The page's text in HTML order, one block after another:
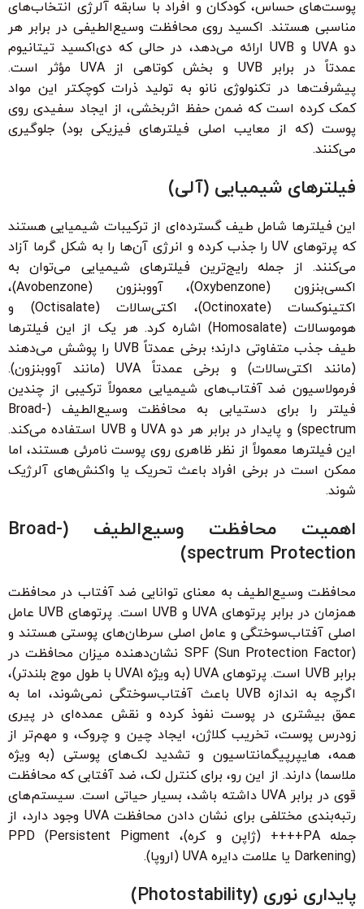
پوست‌های حساس، کودکان و افراد با سابقه آلرژی انتخاب‌های
مناسبی هستند. اکسید روی محافظت وسیع‌الطیفی در برابر هر
دو UVA و UVB ارائه می‌دهد، در حالی که دی‌اکسید تیتانیوم
عمدتاً در برابر UVB و بخش کوتاهی از UVA مؤثر است.
پیشرفت‌ها در تکنولوژی نانو به تولید ذرات کوچکتر این مواد
کمک کرده است که ضمن حفظ اثربخشی، از ایجاد سفیدی روی
پوست (که از معایب اصلی فیلترهای فیزیکی بود) جلوگیری
می‌کنند.
فیلترهای شیمیایی (آلی)
این فیلترها شامل طیف گسترده‌ای از ترکیبات شیمیایی هستند
که پرتوهای UV را جذب کرده و انرژی آن‌ها را به شکل گرما آزاد
می‌کنند. از جمله رایج‌ترین فیلترهای شیمیایی می‌توان به
اکسی‌بنزون (Oxybenzone)، آووبنزون (Avobenzone)،
اکتینوکسات (Octinoxate)، اکتی‌سالات (Octisalate) و
هوموسالات (Homosalate) اشاره کرد. هر یک از این فیلترها
طیف جذب متفاوتی دارند؛ برخی عمدتاً UVB را پوشش می‌دهند
(مانند اکتی‌سالات) و برخی عمدتاً UVA (مانند آووبنزون).
فرمولاسیون ضد آفتاب‌های شیمیایی معمولاً ترکیبی از چندین
فیلتر را برای دستیابی به محافظت وسیع‌الطیف (Broad-
spectrum) و پایدار در برابر هر دو UVA و UVB استفاده می‌کند.
این فیلترها معمولاً از نظر ظاهری روی پوست نامرئی هستند، اما
ممکن است در برخی افراد باعث تحریک یا واکنش‌های آلرژیک
شوند.
اهمیت محافظت وسیع‌الطیف (Broad-
spectrum Protection)
محافظت وسیع‌الطیف به معنای توانایی ضد آفتاب در محافظت
همزمان در برابر پرتوهای UVA و UVB است. پرتوهای UVB عامل
اصلی آفتاب‌سوختگی و عامل اصلی سرطان‌های پوستی هستند و
SPF (Sun Protection Factor) نشان‌دهنده میزان محافظت در
برابر UVB است. پرتوهای UVA (به ویژه UVA1 با طول موج بلندتر)،
اگرچه به اندازه UVB باعث آفتاب‌سوختگی نمی‌شوند، اما به
عمق بیشتری در پوست نفوذ کرده و نقش عمده‌ای در پیری
زودرس پوست، تخریب کلاژن، ایجاد چین و چروک، و مهم‌تر از
همه، هایپرپیگمانتاسیون و تشدید لک‌های پوستی (به ویژه
ملاسما) دارند. از این رو، برای کنترل لک، ضد آفتابی که محافظت
قوی در برابر UVA داشته باشد، بسیار حیاتی است. سیستم‌های
رتبه‌بندی مختلفی برای نشان دادن محافظت UVA وجود دارد، از
جمله PA++++ (ژاپن و کره)، PPD (Persistent Pigment
Darkening) یا علامت دایره UVA (اروپا).
پایداری نوری (Photostability)